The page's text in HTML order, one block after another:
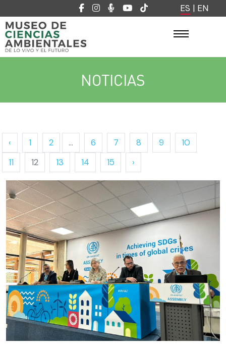
ES | EN
NOTICIAS
‹ 1 2 ... 6 7 8 9
10
11
12 13 14 15 ›